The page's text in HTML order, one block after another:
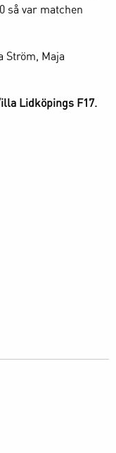
så var matchen
Ström, Maja
Lidköpings F17.